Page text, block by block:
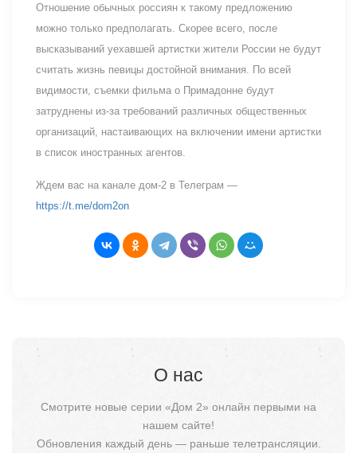
Отношение обычных россиян к такому предложению
можно только предполагать. Скорее всего, после
высказываний уехавшей артистки жители России не будут
считать жизнь певицы достойной внимания. По всей
видимости, съемки фильма о Примадонне будут
затруднены из-за требований различных общественных
организаций, настаивающих на включении имени артистки
в список иностранных агентов.
Ждем вас на канале дом-2 в Телеграм —
https://t.me/dom2on
О нас
Смотрите новые серии «Дом 2» онлайн первыми на
нашем сайте!
Обновления каждый день — раньше телетрансляции.